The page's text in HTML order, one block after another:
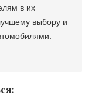
в их
выбору и